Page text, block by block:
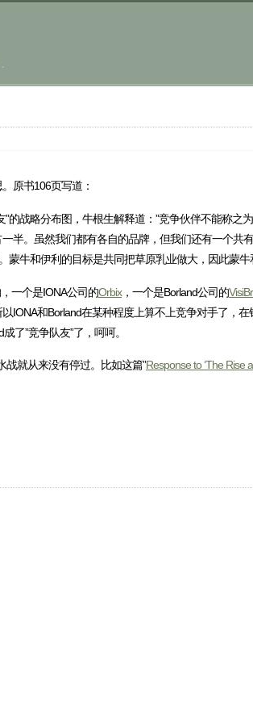
原书106页写道：
的战略分布图，牛根生解释道：”竞争伙伴不能称之
。虽然我们都有各自的品牌，但我们还有一个共有
牛和伊利的目标是共同把草原乳业做大，因此蒙牛
一个是IONA公司的Orbix，一个是Borland公司的
IONA和Borland在某种程度上算不上竞争对手了，
了”竞争队友”了，呵呵。
就从来没有停过。比如这篇”Response to ‘The Rise